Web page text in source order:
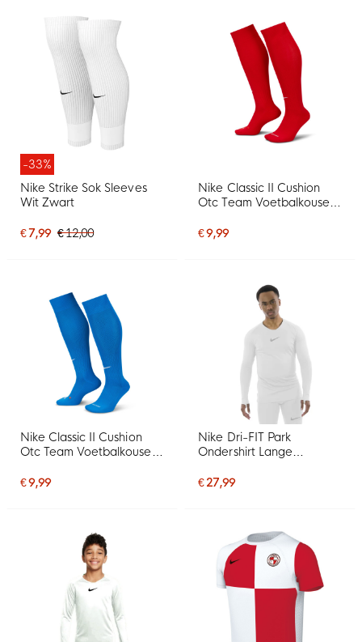
-33%
Nike Strike Sok Sleeves
Wit Zwart
€ 7,99 € 12,00
Nike Classic II Cushion
Otc Team Voetbalkousen
€ 9,99
Nike Classic II Cushion
Otc Team Voetbalkousen
€ 9,99
Nike Dri-FIT Park
Ondershirt Lange
€ 27,99